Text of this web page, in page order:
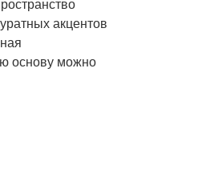
акцентов
основу можно